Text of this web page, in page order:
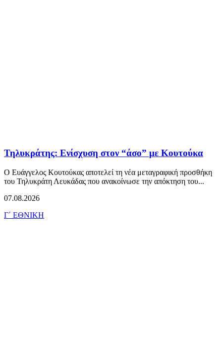
Τηλυκράτης: Ενίσχυση στον “άσο” με Κουτούκα
Ο Ευάγγελος Κουτούκας αποτελεί τη νέα μεταγραφική προσθήκη
του Τηλυκράτη Λευκάδας που ανακοίνωσε την απόκτηση του...
07.08.2026
Γ΄ ΕΘΝΙΚΗ